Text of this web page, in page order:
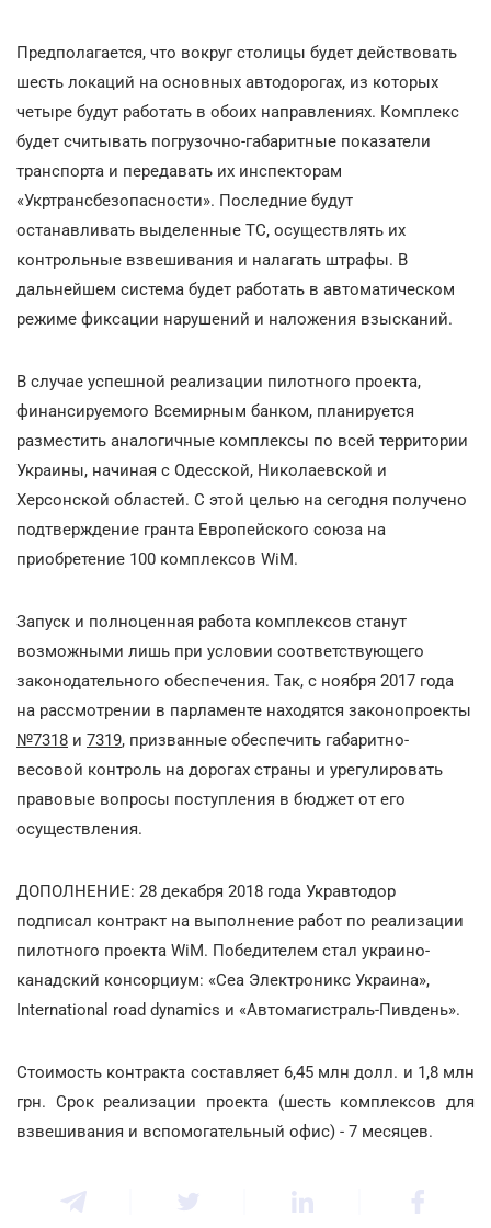
Предполагается, что вокруг столицы будет действовать
шесть локаций на основных автодорогах, из которых
четыре будут работать в обоих направлениях. Комплекс
будет считывать погрузочно-габаритные показатели
транспорта и передавать их инспекторам
«Укртрансбезопасности». Последние будут
останавливать выделенные ТС, осуществлять их
контрольные взвешивания и налагать штрафы. В
дальнейшем система будет работать в автоматическом
режиме фиксации нарушений и наложения взысканий.
В случае успешной реализации пилотного проекта,
финансируемого Всемирным банком, планируется
разместить аналогичные комплексы по всей территории
Украины, начиная с Одесской, Николаевской и
Херсонской областей. С этой целью на сегодня получено
подтверждение гранта Европейского союза на
приобретение 100 комплексов WiM.
Запуск и полноценная работа комплексов станут
возможными лишь при условии соответствующего
законодательного обеспечения. Так, с ноября 2017 года
на рассмотрении в парламенте находятся законопроекты
№7318 и 7319, призванные обеспечить габаритно-
весовой контроль на дорогах страны и урегулировать
правовые вопросы поступления в бюджет от его
осуществления.
ДОПОЛНЕНИЕ: 28 декабря 2018 года Укравтодор
подписал контракт на выполнение работ по реализации
пилотного проекта WiM. Победителем стал украино-
канадский консорциум: «Сеа Электроникс Украина»,
International road dynamics и «Автомагистраль-Пивдень».
Стоимость контракта составляет 6,45 млн долл. и 1,8 млн
грн. Срок реализации проекта (шесть комплексов для
взвешивания и вспомогательный офис) - 7 месяцев.